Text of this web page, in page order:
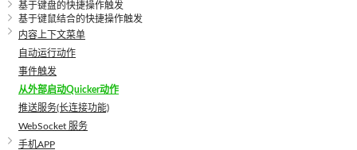
基于键盘的快捷操作触发
基于键鼠结合的快捷操作触发
内容上下文菜单
自动运行动作
事件触发
从外部启动Quicker动作
推送服务(长连接功能)
WebSocket 服务
手机APP